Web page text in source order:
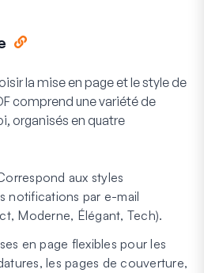
la mise en page et le style de
comprend une variété de
organisés en quatre
aux styles
notifications par e-mail
Moderne, Élégant, Tech).
en page flexibles pour les
les pages de couverture,